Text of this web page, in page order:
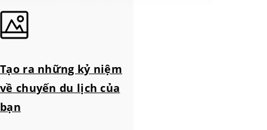
Tạo ra những kỷ niệm
về chuyến du lịch của
bạn